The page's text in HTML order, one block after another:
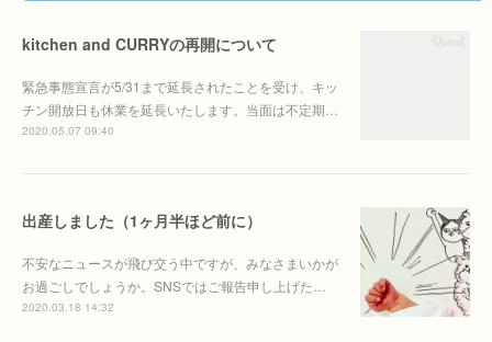
kitchen and CURRYの再開について
緊急事態宣言が5/31まで延長されたことを受け、キッ
チン開放日も休業を延長いたします。当面は不定期…
2020.05.07 09:40
出産しました（1ヶ月半ほど前に）
不安なニュースが飛び交う中ですが、みなさまいかが
お過ごしでしょうか。SNSではご報告申し上げた…
2020.03.18 14:32